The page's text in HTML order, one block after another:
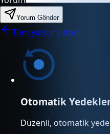
Yorum Gönder
Tüm yazılara dön
Otomatik
Düzenli, otomatik